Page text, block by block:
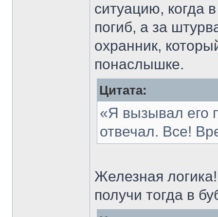
ситуацию, когда
погиб, а за
охранник,
понаслышке.
Цитата:
«Я вызывал его
отвечал. Все!
Железная
получи тогда в